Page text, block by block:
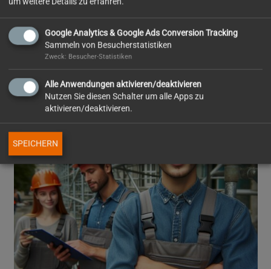
Gerüstbau-Monteur(in)
Google Analytics & Google Ads Conversion Tracking
Sammeln von Besucherstatistiken
Zweck: Besucher-Statistiken
Alle Anwendungen aktivieren/deaktivieren
Nutzen Sie diesen Schalter um alle Apps zu
aktivieren/deaktivieren.
SPEICHERN